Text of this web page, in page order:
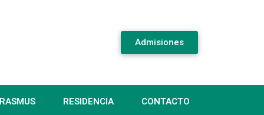
Admisiones
RESIDENCIA CONTACTO